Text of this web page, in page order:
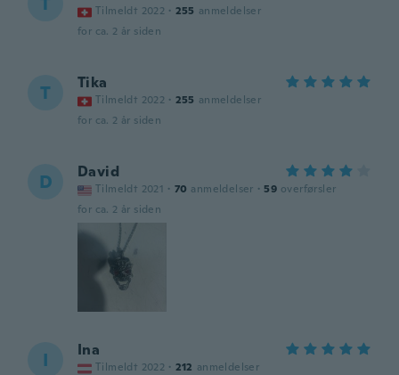
Tilmeldt 2022 · 255 anmeldelser
for ca. 2 år siden
T Tika
Tilmeldt 2022 · 255 anmeldelser
for ca. 2 år siden
D David
Tilmeldt 2021 · 70 anmeldelser · 59 overførsler
for ca. 2 år siden
I Ina
Tilmeldt 2022 · 212 anmeldelser